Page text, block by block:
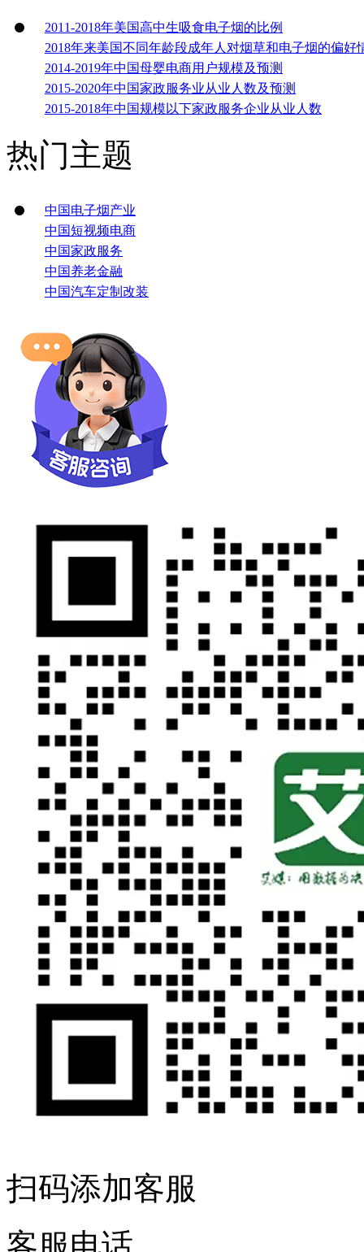
2011-2018年美国高中生吸食电子烟的比例
2018年来美国不同年龄段成年人对烟草和电子烟的偏好
2014-2019年中国母婴电商用户规模及预测
2015-2020年中国家政服务业从业人数及预测
2015-2018年中国规模以下家政服务企业从业人数
热门主题
中国电子烟产业
中国短视频电商
中国家政服务
中国养老金融
中国汽车定制改装
扫码添加客服